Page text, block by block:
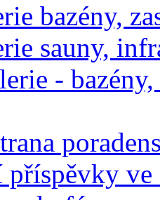
bazény,
sauny,
- bazény,
příspěvky